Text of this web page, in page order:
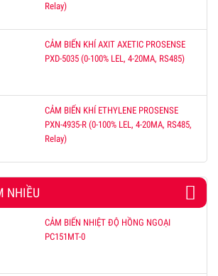
Relay)
CẢM BIẾN KHÍ AXIT AXETIC PROSENSE
PXD-5035 (0-100% LEL, 4-20MA, RS485)
CẢM BIẾN KHÍ ETHYLENE PROSENSE
PXN-4935-R (0-100% LEL, 4-20MA, RS485,
Relay)
NHIỀU
CẢM BIẾN NHIỆT ĐỘ HỒNG NGOẠI
PC151MT-0